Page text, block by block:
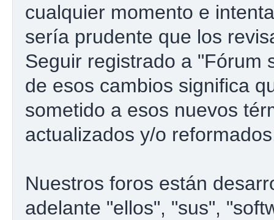
cualquier momento e
sería prudente que los
Seguir registrado a "Fórum
de esos cambios significa
sometido a esos nuevos
actualizados y/o
Nuestros foros están
adelante "ellos", "sus",